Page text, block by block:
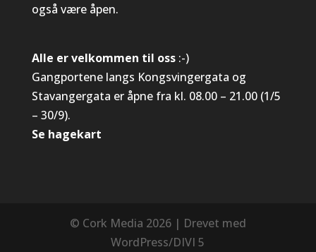
også være åpen.
Alle er velkommen til oss:-)
Gangportene langs Kongsvingergata og
Stavangergata er åpne fra kl. 08.00 – 21.00 (1/5
– 30/9).
Se hagekart
© Cork Media 2026 | Drevet med
WordPress/DIVI 5